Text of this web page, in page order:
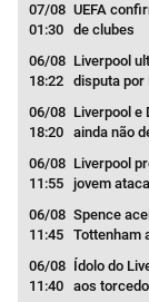
07/08
01:30
UEFA
de clubes
06/08
18:22
Liverpool
disputa por
06/08
18:20
Liverpool e
ainda não
06/08
11:55
Liverpool
jovem
06/08
11:45
Spence
Tottenham
06/08
11:40
Ídolo do
aos